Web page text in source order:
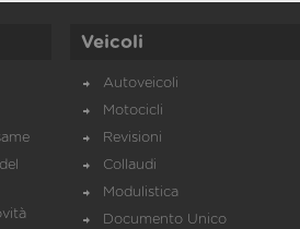
Veicoli
Autoveicoli
Motocicli
Revisioni
Collaudi
Modulistica
Documento Unico